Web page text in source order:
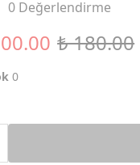
0 Değerlendirme
₺ 180.00
0